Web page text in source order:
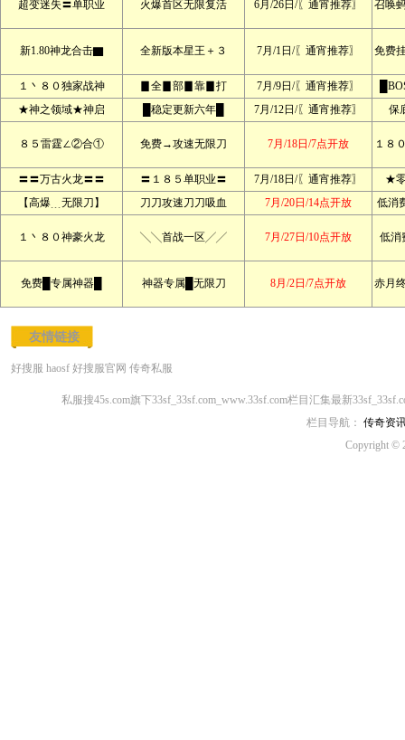
超变迷失〓单职业 火爆首区无限复活 6月/26日/〖通宵推荐〗 召唤
新1.80神龙合击▇ 全新版本星王＋３ 7月/1日/〖通宵推荐〗 免费
１丶８０独家战神 ▊全▊部▊靠▊打 7月/9日/〖通宵推荐〗
★神之领域★神启
█稳定更新六年█ 7月/12日/〖通宵推荐〗 保
８５雷霆∠②合① 免费→攻速无限刀 7月/18日/7点开放 １８
〓〓万古火龙〓〓 〓１８５单职业〓 7月/18日/〖通宵推荐〗
★
【高爆﹍无限刀】
刀刀攻速刀刀吸血 7月/20日/14点开放 低消
１丶８０神豪火龙 ╲╲首战一区╱╱ 7月/27日/10点开放 低
免费█专属神器█ 神器专属█无限刀 8月/2日/7点开放 赤月
友情链接
好搜服 haosf 好搜服官网 传奇私服
私服搜45s.com旗下33sf_33sf.com_www.33sf.com栏目汇集最新
栏目导航： 传奇资
Copyright ©